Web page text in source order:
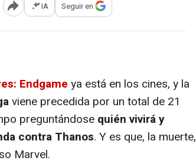
Abrir opciones para compartir
IA Seguir en
Endgame ya está en los cines, y la
viene precedida por un total de 21
preguntándose quién vivirá y
contra Thanos. Y es que, la muerte,
Marvel.